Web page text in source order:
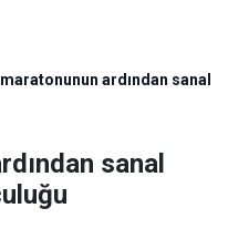
maratonunun ardından sanal
sanal